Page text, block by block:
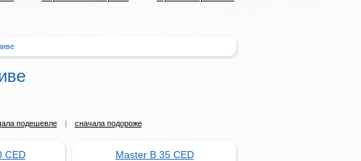
подешевле | сначала подороже
CED Master B 35 CED